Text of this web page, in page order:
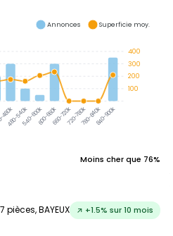
480-540k540-600k600-660k660-720k720-780k780-840k840-900k
400
300
200
100
Annonces Superficie moy.
Moins cher que 76%
pièces, BAYEUX ↗ +1.5% sur 10 mois